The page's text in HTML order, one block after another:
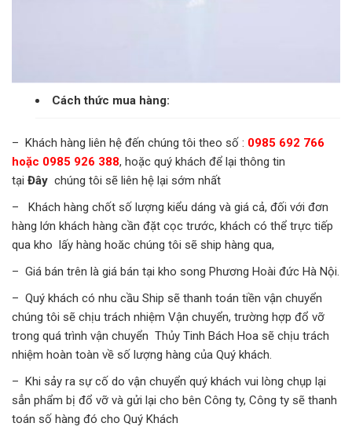
Cách thức mua hàng:
– Khách hàng liên hệ đến chúng tôi theo số : 0985 692 766
hoặc 0985 926 388, hoặc quý khách để lại thông tin
tại Đây chúng tôi sẽ liên hệ lại sớm nhất
– Khách hàng chốt số lượng kiểu dáng và giá cả, đối với đơn
hàng lớn khách hàng cần đặt cọc trước, khách có thể trực tiếp
qua kho lấy hàng hoăc chúng tôi sẽ ship hàng qua,
– Giá bán trên là giá bán tại kho song Phương Hoài đức Hà Nội.
– Quý khách có nhu cầu Ship sẽ thanh toán tiền vận chuyển
chúng tôi sẽ chịu trách nhiệm Vận chuyển, trường hợp đổ vỡ
trong quá trình vận chuyển Thủy Tinh Bách Hoa sẽ chịu trách
nhiệm hoàn toàn về số lượng hàng của Quý khách.
– Khi sảy ra sự cố do vận chuyển quý khách vui lòng chụp lại
sẳn phẩm bị đổ vỡ và gửi lại cho bên Công ty, Công ty sẽ thanh
toán số hàng đó cho Quý Khách